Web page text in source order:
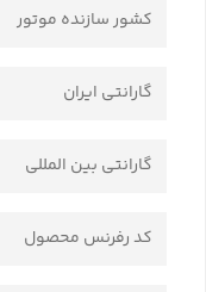
کشور سازنده موتور
گارانتی ایران
گارانتی بین المللی
کد رفرنس محصول